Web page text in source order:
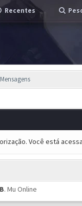
Recentes
Você está
. Mu Online